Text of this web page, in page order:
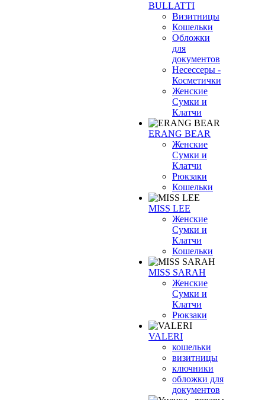
BULLATTI
Визитницы
Кошельки
Обложки
для
документов
Несессеры -
Косметички
Женские
Сумки и
Клатчи
ERANG BEAR
Женские
Сумки и
Клатчи
Рюкзаки
Кошельки
MISS LEE
Женские
Сумки и
Клатчи
Кошельки
MISS SARAH
Женские
Сумки и
Клатчи
Рюкзаки
VALERI
кошельки
визитницы
ключники
обложки для
документов